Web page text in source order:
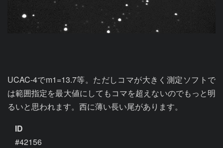
UCAC-4でm1=13.7等。ただしコマが大きく測定ソフトで
は範囲指定を最大値にしてもコマを超えないのでもっと明
るいと思われます。西に薄い長い尾があります。
ID
#42156